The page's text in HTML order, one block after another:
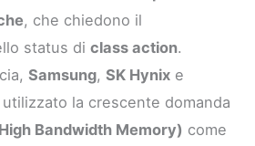
, che chiedono il
status diclass action.
Samsung,SK Hynix e
la crescente domanda
Bandwidth Memory) come